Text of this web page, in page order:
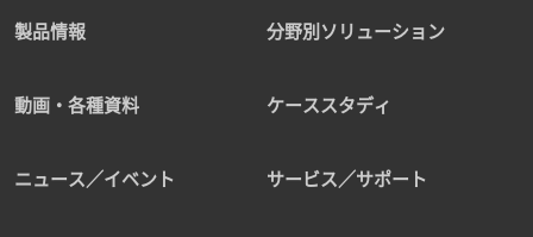
製品情報 分野別ソリューション
動画・各種資料 ケーススタディ
ニュース／イベント サービス／サポート